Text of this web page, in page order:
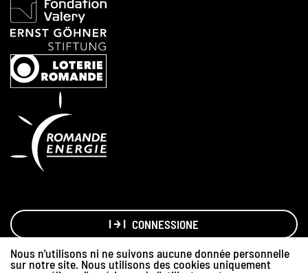
Nous n'utilisons ni ne suivons aucune donnée personnelle
sur notre site. Nous utilisons des cookies uniquement
CONNESSIONE
Made with love by Hawaii Interactive